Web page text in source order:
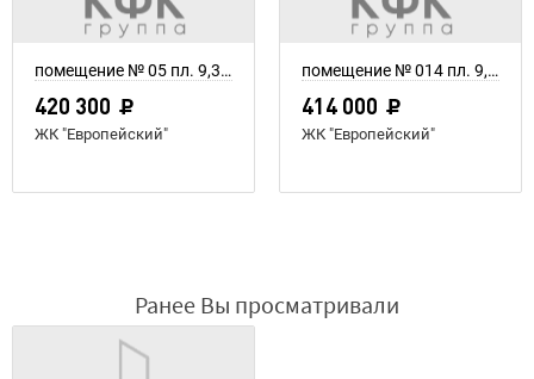
помещение № 05 пл. 9,34 м²
420 300
ЖК "Европейский"
помещение № 014 пл. 9,2 м²
414 000
ЖК "Европейский"
Ранее Вы просматривали